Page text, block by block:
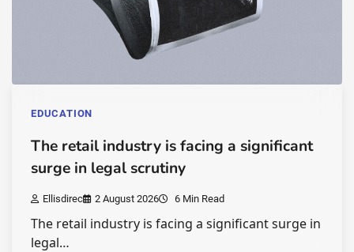
EDUCATION
The retail industry is facing a significant
surge in legal scrutiny
Ellisdirec 2 August 2026 6 Min Read
The retail industry is facing a significant surge in
legal…